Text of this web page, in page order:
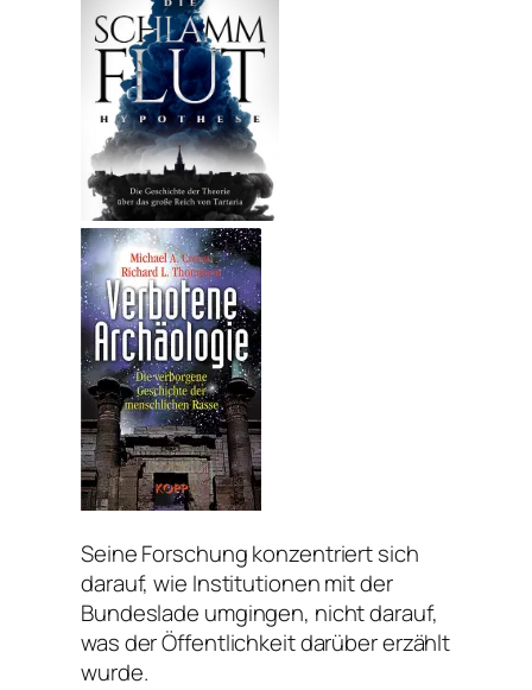
Seine Forschung konzentriert sich
darauf, wie Institutionen mit der
Bundeslade umgingen, nicht darauf,
was der Öffentlichkeit darüber erzählt
wurde.